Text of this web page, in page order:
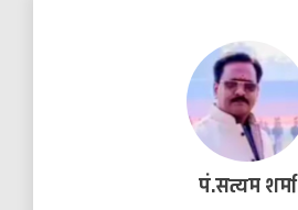
पं.सत्यम शर्मा